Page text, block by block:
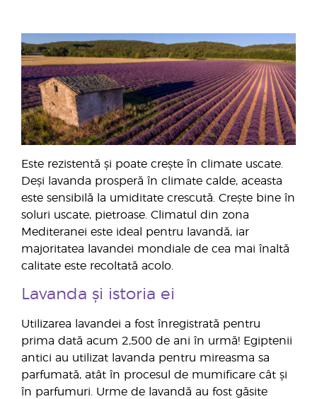
Este rezistentă și poate crește în climate uscate.
Deși lavanda prosperă în climate calde, aceasta
este sensibilă la umiditate crescută. Crește bine în
soluri uscate, pietroase. Climatul din zona
Mediteranei este ideal pentru lavandă, iar
majoritatea lavandei mondiale de cea mai înaltă
calitate este recoltată acolo.
Lavanda și istoria ei
Utilizarea lavandei a fost înregistrată pentru
prima dată acum 2,500 de ani în urmă! Egiptenii
antici au utilizat lavanda pentru mireasma sa
parfumată, atât în procesul de mumificare cât și
în parfumuri. Urme de lavandă au fost găsite